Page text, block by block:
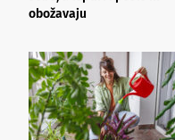
obožavaju